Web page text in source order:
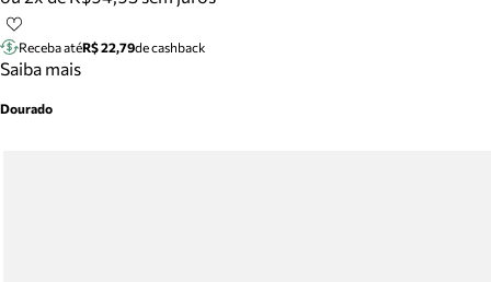
Receba atéR$ 22,79de cashback
Saiba mais
Dourado